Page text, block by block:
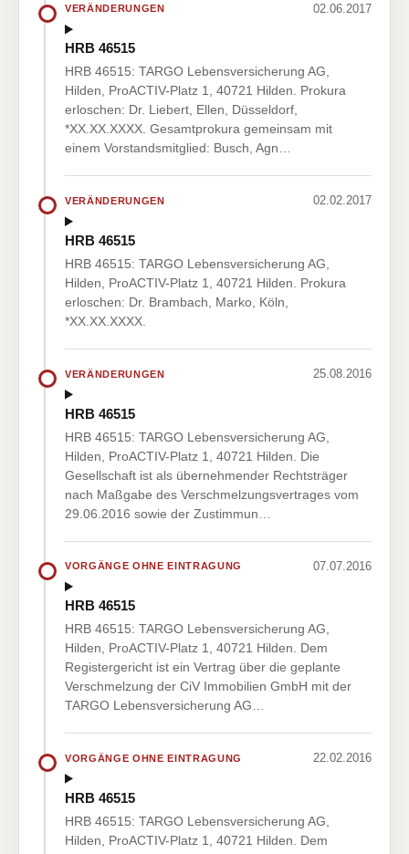
VERÄNDERUNGEN 02.06.2017
HRB 46515
HRB 46515: TARGO Lebensversicherung AG,
Hilden, ProACTIV-Platz 1, 40721 Hilden. Prokura
erloschen: Dr. Liebert, Ellen, Düsseldorf,
*XX.XX.XXXX. Gesamtprokura gemeinsam mit
einem Vorstandsmitglied: Busch, Agn…
VERÄNDERUNGEN 02.02.2017
HRB 46515
HRB 46515: TARGO Lebensversicherung AG,
Hilden, ProACTIV-Platz 1, 40721 Hilden. Prokura
erloschen: Dr. Brambach, Marko, Köln,
*XX.XX.XXXX.
VERÄNDERUNGEN 25.08.2016
HRB 46515
HRB 46515: TARGO Lebensversicherung AG,
Hilden, ProACTIV-Platz 1, 40721 Hilden. Die
Gesellschaft ist als übernehmender Rechtsträger
nach Maßgabe des Verschmelzungsvertrages vom
29.06.2016 sowie der Zustimmun…
VORGÄNGE OHNE EINTRAGUNG 07.07.2016
HRB 46515
HRB 46515: TARGO Lebensversicherung AG,
Hilden, ProACTIV-Platz 1, 40721 Hilden. Dem
Registergericht ist ein Vertrag über die geplante
Verschmelzung der CiV Immobilien GmbH mit der
TARGO Lebensversicherung AG…
VORGÄNGE OHNE EINTRAGUNG 22.02.2016
HRB 46515
HRB 46515: TARGO Lebensversicherung AG,
Hilden, ProACTIV-Platz 1, 40721 Hilden. Dem